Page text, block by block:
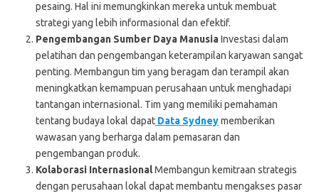
pesaing. Hal ini memungkinkan mereka untuk membuat
strategi yang lebih informasional dan efektif.
Pengembangan Sumber Daya ManusiaInvestasi dalam
pelatihan dan pengembangan keterampilan karyawan sangat
penting. Membangun tim yang beragam dan terampil akan
meningkatkan kemampuan perusahaan untuk menghadapi
tantangan internasional. Tim yang memiliki pemahaman
tentang budaya lokal dapat Data Sydneymemberikan
wawasan yang berharga dalam pemasaran dan
pengembangan produk.
Kolaborasi InternasionalMembangun kemitraan strategis
dengan perusahaan lokal dapat membantu mengakses pasar